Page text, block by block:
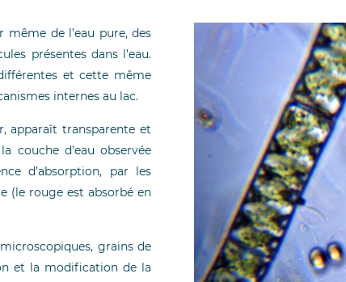
de l’eau pure, des
présentes dans l’eau.
et cette même
internes au lac.
apparaît transparente et
couche d’eau observée
d’absorption, par les
(le rouge est absorbé en
grains de
et la modification de la